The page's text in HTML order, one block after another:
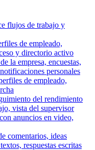
flujos de trabajo y
de empleado,
y directorio activo
la empresa, encuestas,
personales
de empleado,
del rendimiento
vista del supervisor
anuncios en video,
comentarios, ideas
respuestas escritas